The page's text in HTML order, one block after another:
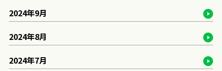
2024年9月
2024年8月
2024年7月